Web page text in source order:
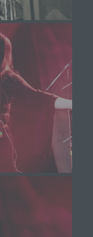
Person,
Stelle außer
Personen, die
des
Daten zu
Person
informierter
oder
der
Daten